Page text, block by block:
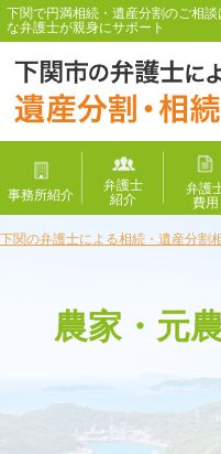
下関で円満相続・遺産分割のご相
な弁護士が親身にサポート
事務所紹介
弁護士
紹介
弁護
費用
下関の弁護士による相続・遺産分割
農家・元